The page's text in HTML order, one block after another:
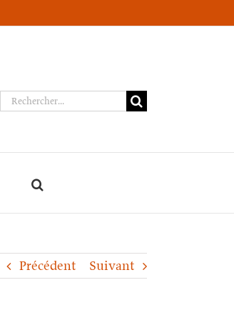
Rechercher:
Précédent Suivant